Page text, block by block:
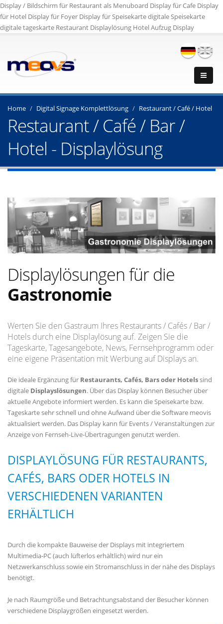
Display / Bildschirm für Restaurant als Menuboard Display für Cafe Display
für Hotel Display für Foyer Display für Speisekarte digitale Speisekarte
digitale tageskarte Restaurant Displaylösung Hotel Aufzug Display
Home Digital Signage Komplettlösung Restaurant / Café / Hotel
Restaurant / Café / Bar /
Hotel - Displaylösung
Displaylösungen für die
Gastronomie
Werten Sie den Gastraum Ihres Restaurants / Cafés / Bar /
Hotels durch eine Displaylösung auf. Zeigen Sie die
Tageskarte, Tagesangebote, News, Fernsehprogramm oder
eine eigene Präsentation mit Werbung auf Displays an.
Die ideale Ergänzung für Restaurants, Cafés, Bars oder Hotelssind
digitale Displayslösungen. Über das Display können Besucher über
aktuelle Angebote informiert werden. Es kann die Speisekarte bzw.
Tageskarte sehr schnell und ohne Aufwand über die Software meovis
aktualisiert werden. Das Display kann für Events / Veranstaltungen zur
Anzeige von Fernseh-Live-Übertragungen genutzt werden.
DISPLAYLÖSUNG FÜR RESTAURANTS,
CAFÉS, BARS ODER HOTELS IN
VERSCHIEDENEN VARIANTEN
ERHÄLTLICH
Durch die kompakte Bauweise der Displays mit integriertem
Multimedia-PC (auch lüfterlos erhältlich) wird nur ein
Netzwerkanschluss sowie ein Stromanschluss in der nähe des Displays
benötigt.
Je nach Raumgröße und Betrachtungsabstand der Besucher können
verschiedene Displaygrößen eingesetzt werden.